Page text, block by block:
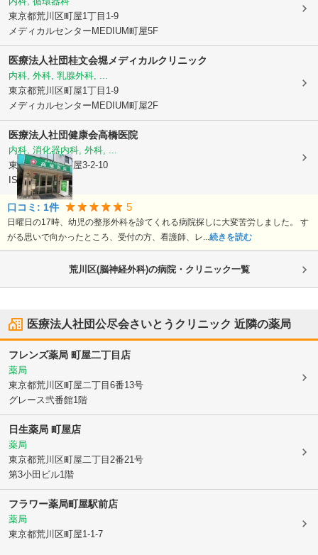
東京都荒川区町屋1丁目1-9
メディカルセンターMEDIUM町屋5F
医療法人社団桂文会堀メディカルクリニック
内科, 外科, 乳腺外科, ...
東京都荒川区町屋1丁目1-9
メディカルセンターMEDIUM町屋2F
医療法人社団健康会高橋医院
内科, 消化器内科, 外科, ...
東京都荒川区町屋3-2-10
ISEビル
口コミ: 1件 5
日曜日の17時、幼児の整形外科を診てくれる病院探しに大変苦労しました。 す
がる思いで向かったところ、受付の方、看護師、レ...続きを読む
荒川区(脳神経外科)の病院・クリニック一覧
医療法人社団公尽会さいとうクリニック 近隣の薬局
フレンズ薬局 町屋二丁目店
薬局
東京都荒川区町屋二丁目6番13号
グレース弐番館1階
日生薬局 町屋店
薬局
東京都荒川区町屋二丁目2番21号
第3小田ビル1階
フラワー薬局町屋駅前店
薬局
東京都荒川区町屋1-1-7